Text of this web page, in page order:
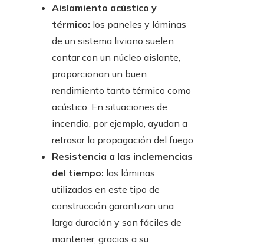
Aislamiento acústico y
térmico: los paneles y láminas
de un sistema liviano suelen
contar con un núcleo aislante,
proporcionan un buen
rendimiento tanto térmico como
acústico. En situaciones de
incendio, por ejemplo, ayudan a
retrasar la propagación del fuego.
Resistencia a las inclemencias
del tiempo: las láminas
utilizadas en este tipo de
construcción garantizan una
larga duración y son fáciles de
mantener, gracias a su